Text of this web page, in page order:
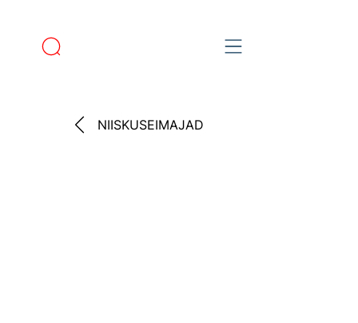
NIISKUSEIMAJAD